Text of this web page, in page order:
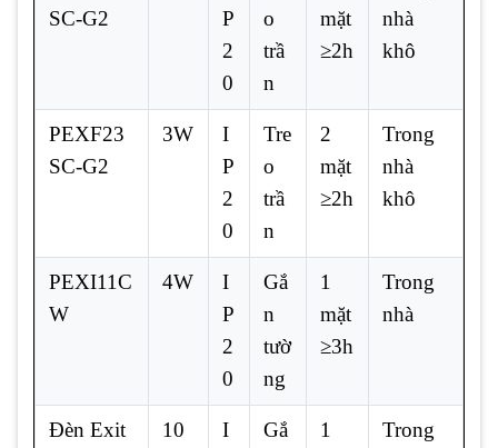
SC-G2
P
2
0
o
trầ
n
mặt
≥2h
nhà
khô
PEXF23
SC-G2
3W
I
P
2
0
Tre
o
trầ
n
2
mặt
≥2h
Trong
nhà
khô
PEXI11C
W
4W
I
P
2
0
Gắ
n
tườ
ng
1
mặt
≥3h
Trong
nhà
Đèn Exit
10
I
Gắ
1
Trong